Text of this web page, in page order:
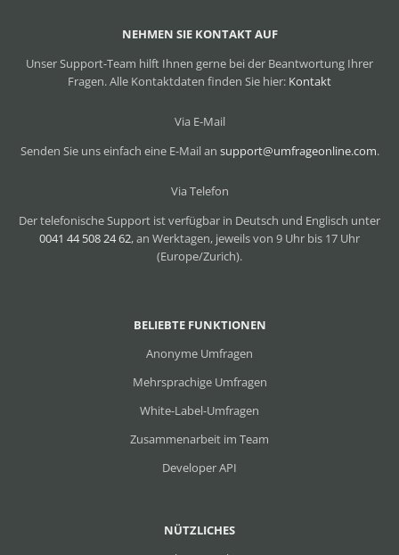
NÜTZLICHES
BELIEBTE FUNKTIONEN
Anonyme Umfragen
Mehrsprachige Umfragen
White-Label-Umfragen
Zusammenarbeit im Team
Developer API
NEHMEN SIE KONTAKT AUF
Unser Support-Team hilft Ihnen gerne bei der Beantwortung Ihrer
Fragen. Alle Kontaktdaten finden Sie hier: Kontakt
Via E-Mail
Senden Sie uns einfach eine E-Mail an support@umfrageonline.com.
Via Telefon
Der telefonische Support ist verfügbar in Deutsch und Englisch unter
0041 44 508 24 62, an Werktagen, jeweils von 9 Uhr bis 17 Uhr
(Europe/Zurich).